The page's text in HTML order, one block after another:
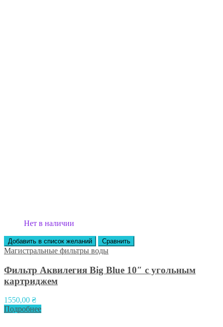
Нет в наличии
Добавить в список желаний Сравнить
Магистральные фильтры воды
Фильтр Аквилегия Big Blue 10″ с угольным
картриджем
1550,00 ₴
Подробнее